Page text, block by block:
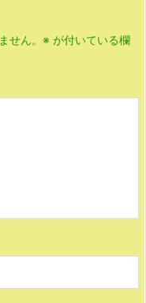
せん。 ※ が付いている欄